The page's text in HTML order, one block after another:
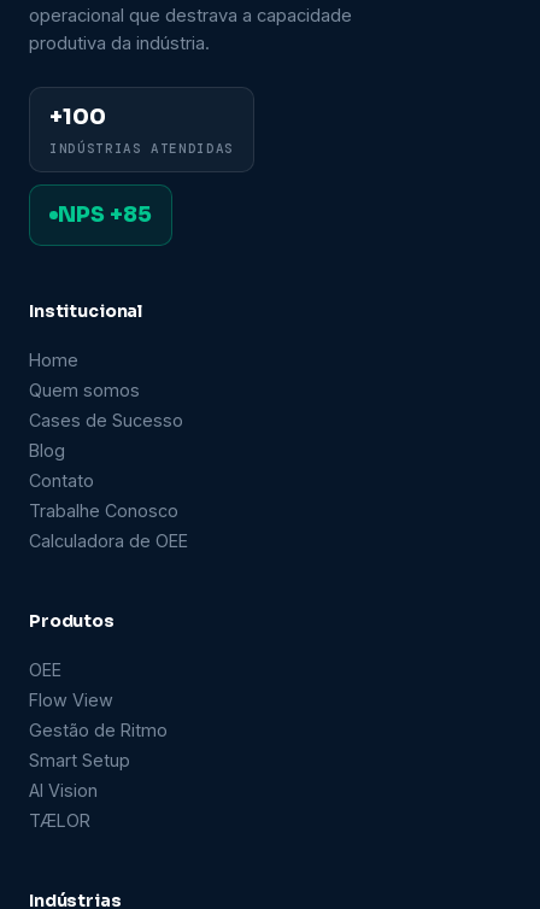
operacional que destrava a capacidade
produtiva da indústria.
+100
INDÚSTRIAS ATENDIDAS
NPS +85
Institucional
Home
Quem somos
Cases de Sucesso
Blog
Contato
Trabalhe Conosco
Calculadora de OEE
Produtos
OEE
Flow View
Gestão de Ritmo
Smart Setup
AI Vision
TÆLOR
Indústrias